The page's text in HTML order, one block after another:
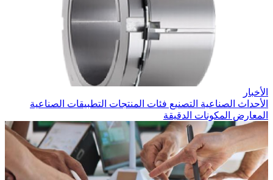
الأخبار
الأحداث الصناعية التصنيع فئات المنتجات التطبيقات الصناعية
المعارض المكونات الدقيقة